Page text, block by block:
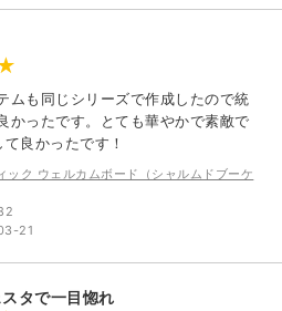
ムも同じシリーズで作成したので統
かったです。とても華やかで素敵で
て良かったです！
ック ウェルカムボード（シャルムドブーケ
21
タで一目惚れ